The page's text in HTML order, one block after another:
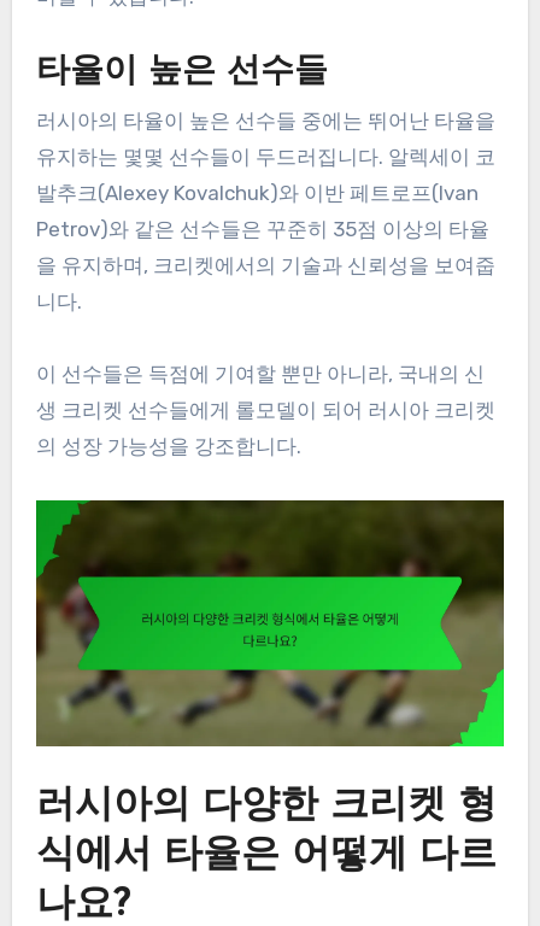
타율이 높은 선수들
러시아의 타율이 높은 선수들 중에는 뛰어난 타율을
유지하는 몇몇 선수들이 두드러집니다. 알렉세이 코
발추크(Alexey Kovalchuk)와 이반 페트로프(Ivan
Petrov)와 같은 선수들은 꾸준히 35점 이상의 타율
을 유지하며, 크리켓에서의 기술과 신뢰성을 보여줍
니다.
이 선수들은 득점에 기여할 뿐만 아니라, 국내의 신
생 크리켓 선수들에게 롤모델이 되어 러시아 크리켓
의 성장 가능성을 강조합니다.
러시아의 다양한 크리켓 형
식에서 타율은 어떻게 다르
나요?